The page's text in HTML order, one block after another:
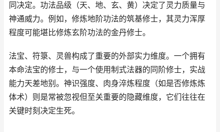
同决定。功法品级（天、地、玄、黄）决定了灵力质量与
神通威力。例如，修炼地阶功法的筑基修士，其灵力浑厚
程度可能堪比修炼玄阶功法的金丹修士。
法宝、符箓、灵兽构成了重要的外部实力维度。一个拥有
本命法宝的修士，与一个使用制式法器的同阶修士，实战
能力天差地别。神识强度、肉身淬炼程度（如是否修炼炼
体术）则是常被忽视但至关重要的隐藏维度，它们往往在
关键时刻决定生死。